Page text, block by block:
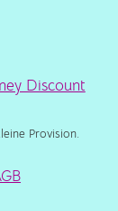
Discount
Provision.